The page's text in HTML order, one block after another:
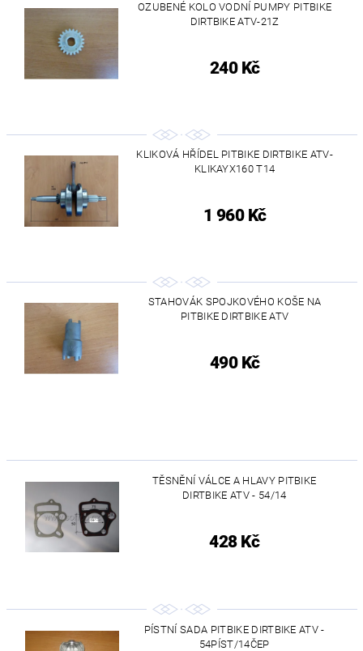
OZUBENÉ KOLO VODNÍ PUMPY PITBIKE
DIRTBIKE ATV-21Z
240 Kč
KLIKOVÁ HŘÍDEL PITBIKE DIRTBIKE ATV-
KLIKAYX160 T14
1 960 Kč
STAHOVÁK SPOJKOVÉHO KOŠE NA
PITBIKE DIRTBIKE ATV
490 Kč
TĚSNĚNÍ VÁLCE A HLAVY PITBIKE
DIRTBIKE ATV - 54/14
428 Kč
PÍSTNÍ SADA PITBIKE DIRTBIKE ATV -
54PÍST/14ČEP